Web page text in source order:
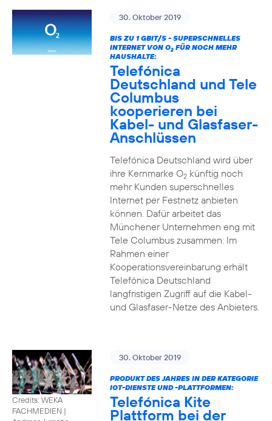
30. Oktober 2019
BIS ZU 1 GBIT/S - SUPERSCHNELLES
INTERNET VON O2FÜR NOCH MEHR
HAUSHALTE:
Telefónica
Deutschland und Tele
Columbus
kooperieren bei
Kabel- und Glasfaser-
Anschlüssen
Telefónica Deutschland wird über
ihre Kernmarke O2künftig noch
mehr Kunden superschnelles
Internet per Festnetz anbieten
können. Dafür arbeitet das
Münchener Unternehmen eng mit
Tele Columbus zusammen: Im
Rahmen einer
Kooperationsvereinbarung erhält
Telefónica Deutschland
langfristigen Zugriff auf die Kabel-
und Glasfaser-Netze des Anbieters.
Credits: WEKA
FACHMEDIEN |
30. Oktober 2019
PRODUKT DES JAHRES IN DER KATEGORIE
IOT-DIENSTE UND -PLATTFORMEN:
Telefónica Kite
Plattform bei der